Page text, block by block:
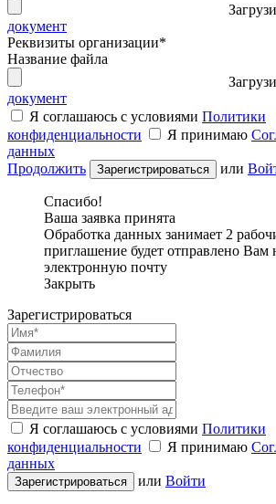
документ
Реквизиты организации*
Название файла
документ
Я соглашаюсь с условиями Политики
конфиденциальности
Я принимаю
данных
Продолжить
или
Спасибо!
Ваша заявка принята
Обработка данных занимает 2
приглашение будет отправлено Вам
электронную почту
Закрыть
Зарегистрироваться
Я соглашаюсь с условиями Политики
конфиденциальности
Я принимаю
данных
или Войти